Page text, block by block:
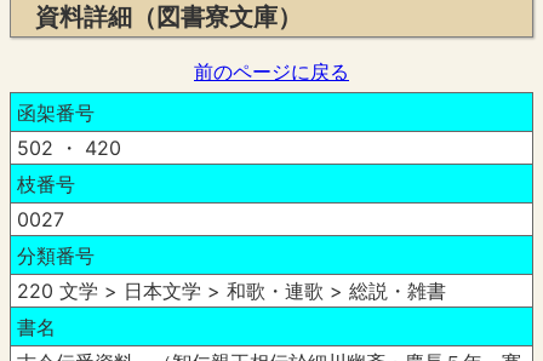
資料詳細（図書寮文庫）
前のページに戻る
函架番号
502 ・ 420
枝番号
0027
分類番号
220 文学 > 日本文学 > 和歌・連歌 > 総説・雑書
書名